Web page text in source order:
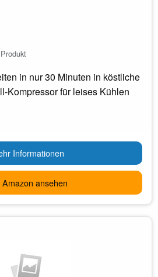
in nur 30 Minuten in köstliche
Kompressor für leises Kühlen
Informationen
ansehen